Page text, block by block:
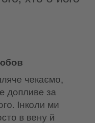
чекаємо,
допливе за
Інколи ми
в вену й